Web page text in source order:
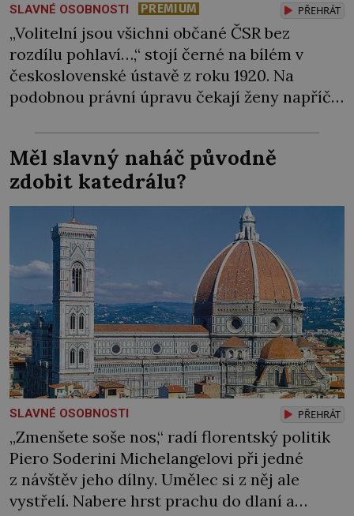
SLAVNÉ OSOBNOSTI PREMIUM PŘEHRÁT
„Volitelní jsou všichni občané ČSR bez
rozdílu pohlaví…,“ stojí černé na bílém v
československé ústavě z roku 1920. Na
podobnou právní úpravu čekají ženy napříč
bojují… Politikaření bylo po dlouhá staletí
výsadou mužů. Samozřejmě, že se v průběhu
dějin čas od času objevila nějaká velká
panovnice, ale daly […]
Měl slavný naháč původně
zdobit katedrálu?
SLAVNÉ OSOBNOSTI PŘEHRÁT
„Zmenšete soše nos,“ radí florentský politik
Piero Soderini Michelangelovi při jedné
z návštěv jeho dílny. Umělec si z něj ale
vystřelí. Nabere hrst prachu do dlaní a